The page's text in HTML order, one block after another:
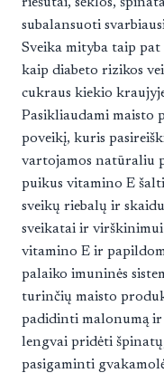
subalansuoti
Sveika mityba taip
kaip diabeto rizikos
cukraus kiekio
Pasikliaudami maisto
poveikį, kuris
vartojamos natūraliu
puikus vitamino E
sveikų riebalų ir
sveikatai ir
vitamino E ir
palaiko imuninės
turinčių maisto
padidinti malonumą ir
lengvai pridėti
pasigaminti